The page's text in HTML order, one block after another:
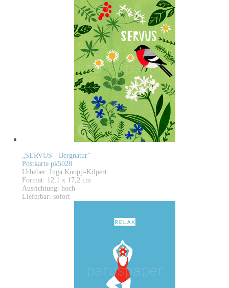
„SERVUS - Bergnatur“
Postkarte pk5028
Urheber: Inga Knopp-Kilpert
Format: 12,1 x 17,2 cm
Ausrichtung: hoch
Lieferbar: sofort